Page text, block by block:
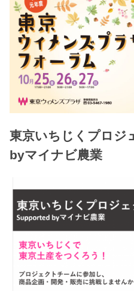
東京いちじくプロジ
byマイナビ農業